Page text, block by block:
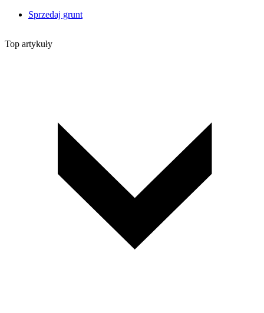
Sprzedaj grunt
Top artykuły